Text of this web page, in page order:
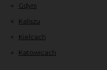
Gdyni
Kaliszu
Kielcach
Katowicach